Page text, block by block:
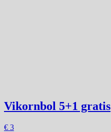
Vikornbol 5+1 gratis
€ 3